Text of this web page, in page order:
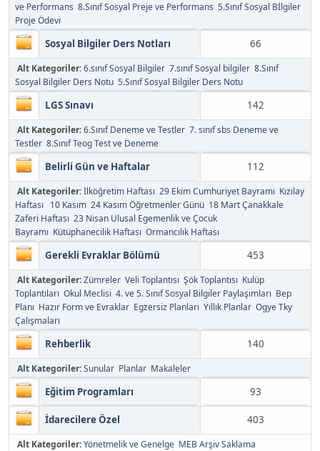
ve Performans 8.Sınıf Sosyal Preje ve Performans 5.Sınıf Sosyal Bİlgiler
Proje Ödevi
Sosyal Bilgiler Ders Notları 66
Alt Kategoriler:6.sınıf Sosyal Bilgiler 7.sınıf Sosyal bilgiler 8.Sınıf
Sosyal Bilgiler Ders Notu 5.Sınıf Sosyal Bilgiler Ders Notu
LGS Sınavı 142
Alt Kategoriler:6.Sınıf Deneme ve Testler 7. sınıf sbs Deneme ve
Testler 8.Sınıf Teog Test ve Deneme
Belirli Gün ve Haftalar 112
Alt Kategoriler:İlköğretim Haftası 29 Ekim Cumhuriyet Bayramı Kızılay
Haftası
10 Kasım 24 Kasım Öğretmenler Günü 18 Mart Çanakkale
Zaferi Haftası 23 Nisan Ulusal Egemenlik ve Çocuk
Bayramı Kütüphanecilik Haftası Ormancılık Haftası
Gerekli Evraklar Bölümü 453
Alt Kategoriler:Zümreler Veli Toplantısı Şök Toplantısı Kulüp
Toplantıları Okul Meclisi 4. ve 5. Sınıf Sosyal Bilgiler Paylaşımları Bep
Planı Hazır Form ve Evraklar Egzersiz Planları Yıllık Planlar Ogye Tky
Çalışmaları
Rehberlik 140
Alt Kategoriler:Sunular Planlar Makaleler
Eğitim Programları 93
İdarecilere Özel 403
Alt Kategoriler:Yönetmelik ve Genelge MEB Arşiv Saklama